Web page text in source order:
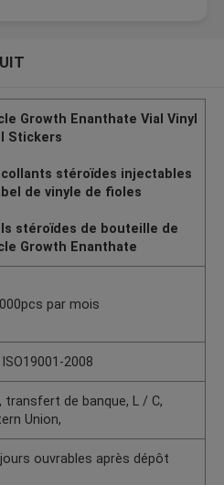
Growth Enanthate Vial Vinyl
Stickers
stéroïdes injectables
de vinyle de fioles
stéroïdes de bouteille de
Growth Enanthate
par mois
ISO19001-2008
transfert de banque, L / C,
Union,
ouvrables après dépôt